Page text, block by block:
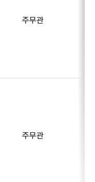
주무관
주무관